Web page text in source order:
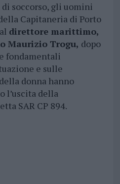
soccorso, gli uomini
Capitaneria di Porto
direttore marittimo,
Maurizio Trogu, dopo
fondamentali
e sulle
donna hanno
l’uscita della
SAR CP 894.